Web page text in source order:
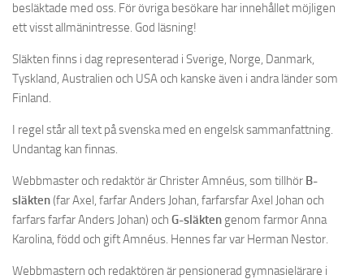
besläktade med oss. För övriga besökare har innehållet möjligen
ett visst allmänintresse. God läsning!
Släkten finns i dag representerad i Sverige, Norge, Danmark,
Tyskland, Australien och USA och kanske även i andra länder som
Finland.
I regel står all text på svenska med en engelsk sammanfattning.
Undantag kan finnas.
Webbmaster och redaktör är Christer Amnéus, som tillhör B-
släkten(far Axel, farfar Anders Johan, farfarsfar Axel Johan och
farfars farfar Anders Johan) och G-släkten genom farmor Anna
Karolina, född och gift Amnéus. Hennes far var Herman Nestor.
Webbmastern och redaktören är pensionerad gymnasielärare i